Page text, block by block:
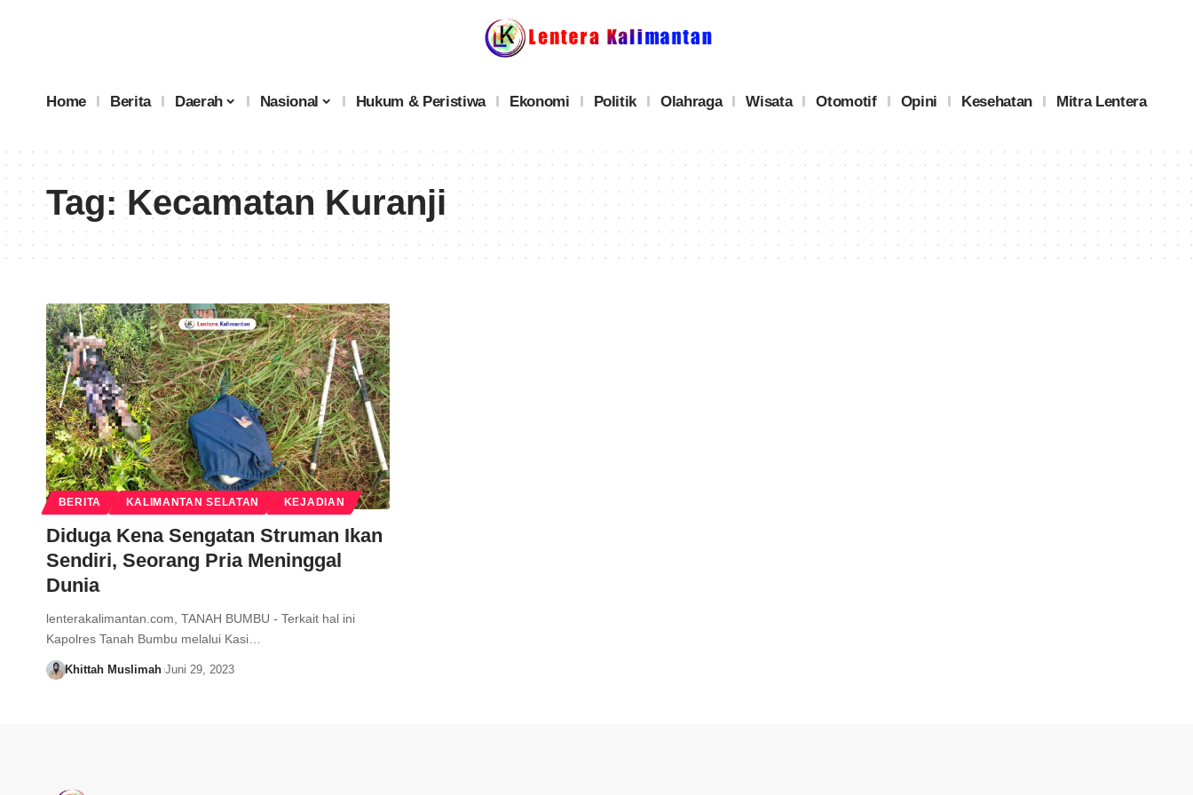
Home Berita Daerah Nasional Hukum & Peristiwa Ekonomi Politik Olahraga Wisata Otomotif Opini Kesehatan Mitra Lentera
Tag:Kecamatan Kuranji
BERITA KALIMANTAN SELATAN KEJADIAN
Diduga Kena Sengatan Struman Ikan
Sendiri, Seorang Pria Meninggal
Dunia
lenterakalimantan.com, TANAH BUMBU - Terkait hal ini
Kapolres Tanah Bumbu melalui Kasi…
Khittah Muslimah Juni 29, 2023